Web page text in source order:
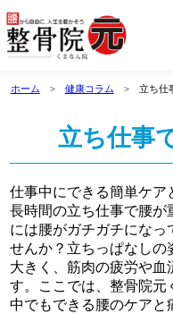
ホーム 健康コラム 立ち仕
立ち仕事
仕事中にできる簡単ケア
長時間の立ち仕事で腰が
には腰がガチガチにな
せんか？立ちっぱなしの
大きく、筋肉の疲労や血
す。ここでは、整骨院元
中でもできる腰のケアと